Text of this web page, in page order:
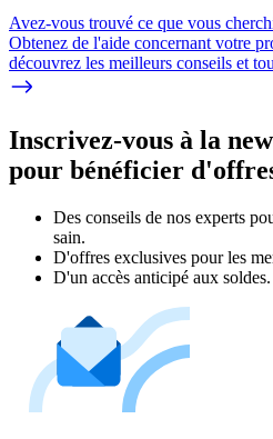
Avez-vous trouvé ce que vous
Obtenez de l'aide concernant votre
découvrez les meilleurs conseils et
Inscrivez-vous à la
pour bénéficier
Des conseils de nos experts
sain.
D'offres exclusives pour les
D'un accès anticipé aux soldes.